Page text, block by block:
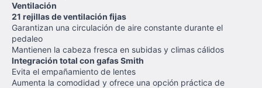
Ventilación
21 rejillas de ventilación fijas
Garantizan una circulación de aire constante durante el
pedaleo
Mantienen la cabeza fresca en subidas y climas cálidos
Integración total con gafas Smith
Evita el empañamiento de lentes
Aumenta la comodidad y ofrece una opción práctica de